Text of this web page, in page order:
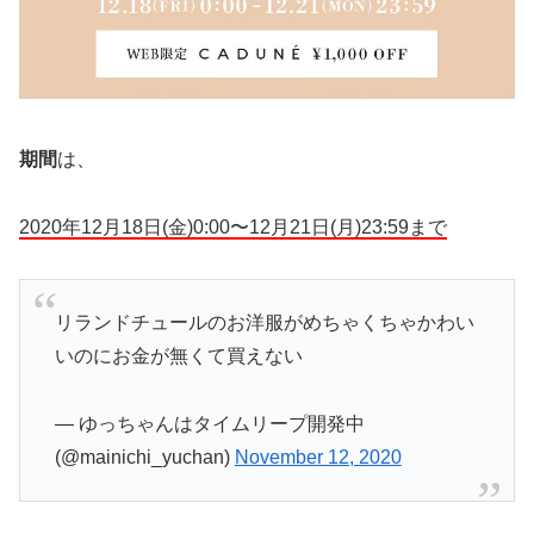
期間は、
2020年12月18日(金)0:00〜12月21日(月)23:59まで
リランドチュールのお洋服がめちゃくちゃかわい
いのにお金が無くて買えない
— ゆっちゃんはタイムリープ開発中
(@mainichi_yuchan) November 12, 2020